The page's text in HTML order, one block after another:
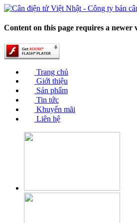
Content on this page requires a newer
Trang chủ
Giới thiệu
Sản phẩm
Tin tức
Khuyến mãi
Liên hệ